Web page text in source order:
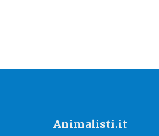
Animalisti.it